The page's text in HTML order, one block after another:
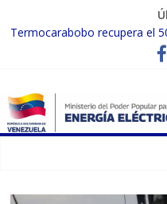
Termocarabobo recupera el
MPPEE avanza en la
Gobierno Nacional coordina
fortalecer el SEN ante el
Inspeccionan trabajos de